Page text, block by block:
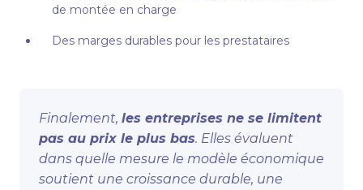
de montée en charge
Des marges durables pour les prestataires
Finalement, les entreprises ne se limitent
pas au prix le plus bas. Elles évaluent
dans quelle mesure le modèle économique
soutient une croissance durable, une